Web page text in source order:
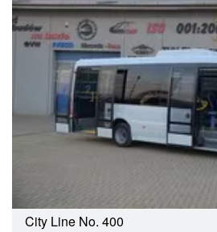
City Line No. 400